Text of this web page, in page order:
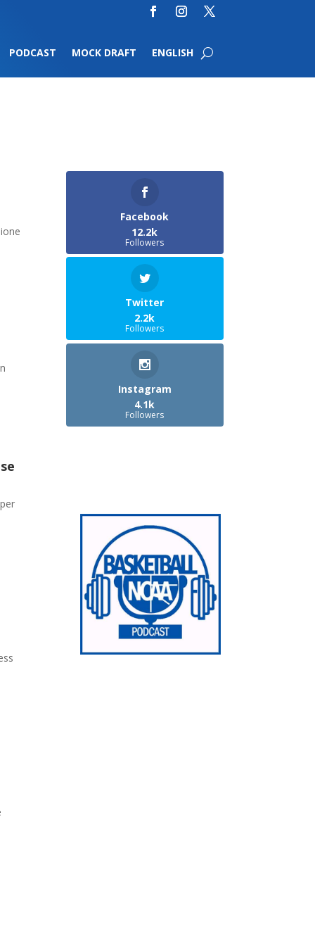
PODCAST MOCK DRAFT ENGLISH
Facebook
12.2k
Followers
Twitter
2.2k
Followers
Instagram
4.1k
Followers